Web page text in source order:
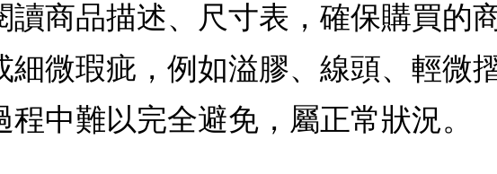
讀商品描述、尺寸表，確保購買的
細微瑕疵，例如溢膠、線頭、輕微
中難以完全避免，屬正常狀況。